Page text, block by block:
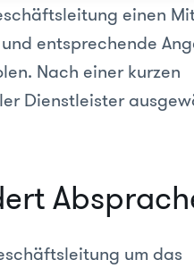
einen
entsprechende
Nach einer kurzen
Dienstleister
um das